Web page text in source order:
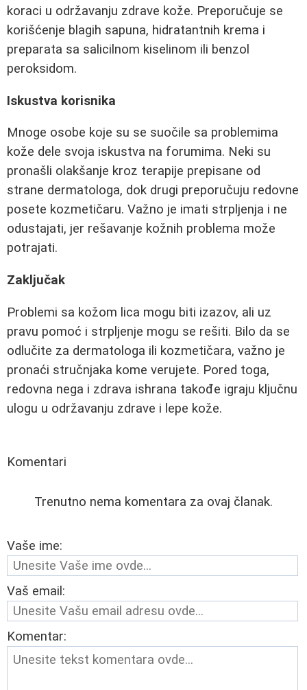
koraci u održavanju zdrave kože. Preporučuje se
korišćenje blagih sapuna, hidratantnih krema i
preparata sa salicilnom kiselinom ili benzol
peroksidom.
Iskustva korisnika
Mnoge osobe koje su se suočile sa problemima
kože dele svoja iskustva na forumima. Neki su
pronašli olakšanje kroz terapije prepisane od
strane dermatologa, dok drugi preporučuju redovne
posete kozmetičaru. Važno je imati strpljenja i ne
odustajati, jer rešavanje kožnih problema može
potrajati.
Zaključak
Problemi sa kožom lica mogu biti izazov, ali uz
pravu pomoć i strpljenje mogu se rešiti. Bilo da se
odlučite za dermatologa ili kozmetičara, važno je
pronaći stručnjaka kome verujete. Pored toga,
redovna nega i zdrava ishrana takođe igraju ključnu
ulogu u održavanju zdrave i lepe kože.
Komentari
Trenutno nema komentara za ovaj članak.
Vaše ime:
Vaš email:
Komentar: